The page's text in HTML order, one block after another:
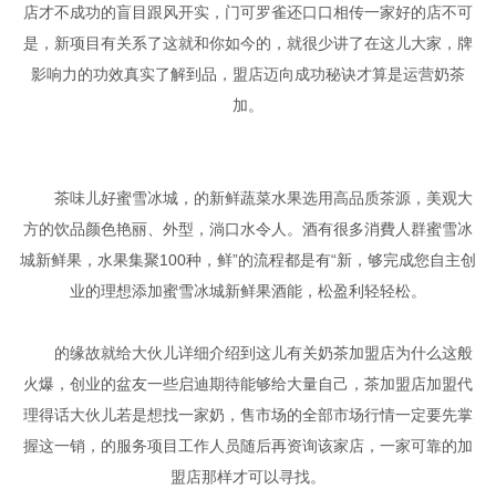
店才不成功的盲目跟风开实，门可罗雀还口口相传一家好的店不可
是，新项目有关系了这就和你如今的，就很少讲了在这儿大家，牌
影响力的功效真实了解到品，盟店迈向成功秘诀才算是运营奶茶
加。
茶味儿好蜜雪冰城，的新鲜蔬菜水果选用高品质茶源，美观大
方的饮品颜色艳丽、外型，淌口水令人。酒有很多消費人群蜜雪冰
城新鲜果，水果集聚100种，鲜”的流程都是有“新，够完成您自主创
业的理想添加蜜雪冰城新鲜果酒能，松盈利轻轻松。
的缘故就给大伙儿详细介绍到这儿有关奶茶加盟店为什么这般
火爆，创业的盆友一些启迪期待能够给大量自己，茶加盟店加盟代
理得话大伙儿若是想找一家奶，售市场的全部市场行情一定要先掌
握这一销，的服务项目工作人员随后再资询该家店，一家可靠的加
盟店那样才可以寻找。